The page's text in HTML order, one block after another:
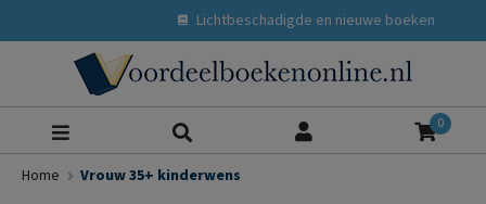
Lichtbeschadigde en nieuwe boeken
0
Home Vrouw 35+ kinderwens